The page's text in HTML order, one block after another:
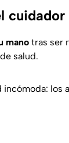
mano tras ser
salud.
incómoda: los